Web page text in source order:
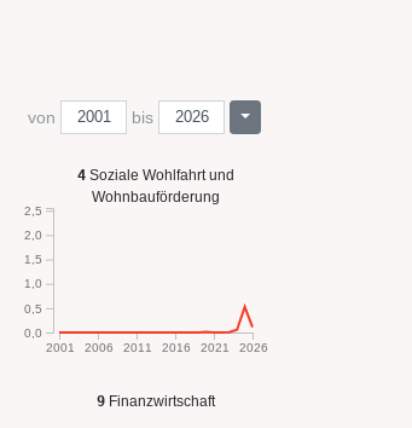
von bis
2001 2006 2011 2016 2021 2026
0,0
0,5
1,0
1,5
2,0
2,5
4 Soziale Wohlfahrt und
Wohnbauförderung
9 Finanzwirtschaft